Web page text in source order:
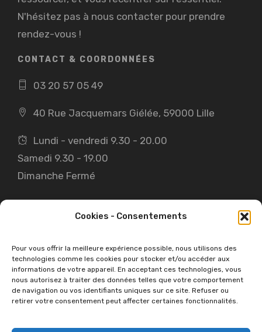
Cookies - Consentements
Pour vous offrir la meilleure expérience possible, nous utilisons des
technologies comme les cookies pour stocker et/ou accéder aux
informations de votre appareil. En acceptant ces technologies, vous
nous autorisez à traiter des données telles que votre comportement
de navigation ou vos identifiants uniques sur ce site. Refuser ou
retirer votre consentement peut affecter certaines fonctionnalités.
N'hésitez pas à nous contacter pour prendre
rendez-vous !
CONTACT & COORDONNÉES
03 20 57 05 49
40 Rue Jacquemars Giélée, 59000 Lille
Lundi - vendredi 9.30 - 20.00
Samedi 9.30 - 19.00
Dimanche Fermé
Boutique en ligne
Bon cadeau